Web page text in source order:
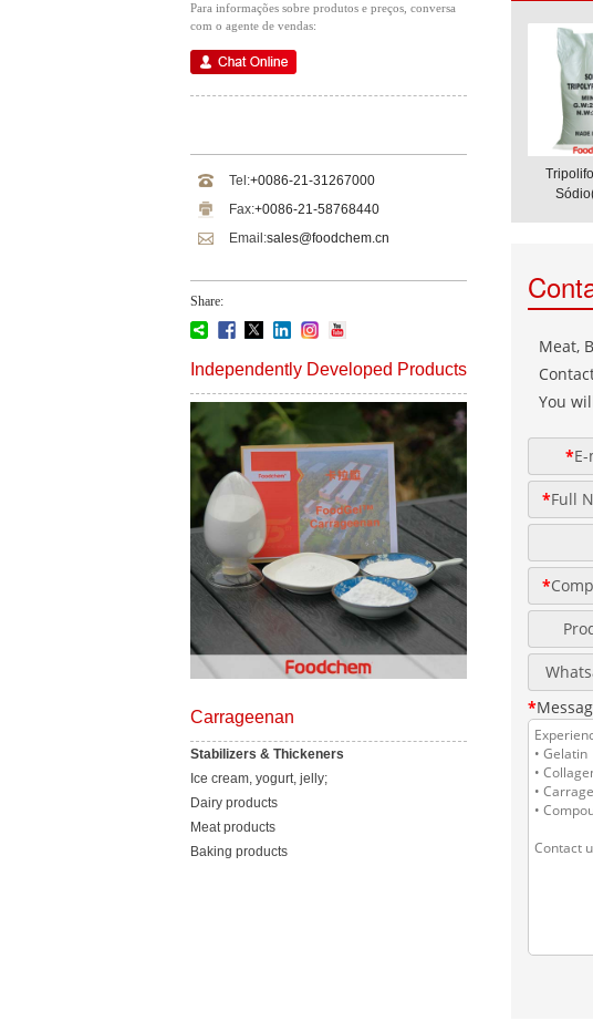
Para informações sobre produtos e preços, conversa
com o agente de vendas:
Tel:+0086-21-31267000
Fax:+0086-21-58768440
Email:sales@foodchem.cn
Share:
Independently Developed Products
Carrageenan
Stabilizers & Thickeners
Ice cream, yogurt, jelly;
Dairy products
Meat products
Baking products